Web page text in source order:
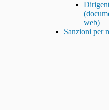
web)
Sanzioni per